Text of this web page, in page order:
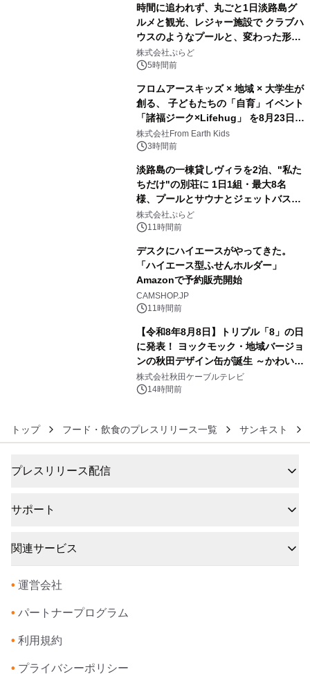
時間に追われず、丸ごと1日淡路島グ
ルメと観光、レジャー施設で クラブハ
ウスのようなプールと、変わった形の
サウナも 「THE BOXY AWAJI」のお
得な素泊まり連泊プランで
株式会社ぷらど
5時間前
フロムアースキッズ × 地域 × 大学生が
創る、 子どもたちの「自育」イベント
「諸福ジーク×Lifehug」 を8月23日
(日)開催
株式会社From Earth Kids
3時間前
淡路島の一棟貸しヴィラを2泊、"私た
ちだけ"の別荘に 1日1組・最大8名
様、プールとサウナとジェットバス付
きで Villa Mon Temps AWAJIの連泊
素泊りプラン
株式会社ぷらど
11時間前
デスクにハイエースがやってきた。
「ハイエース型ふせんホルダー」
Amazonで予約販売開始
CAMSHOP.JP
11時間前
【令和8年8月8日】トリプル「8」の日
に発表！ ヨックモック・地域バージョ
ンの秋田デザイン缶が誕生 ～かわいい
秋田犬の子犬と秋田の四季と名所を巡
るパッケージ～ 9月1日(火)秋田県内で
株式会社秋田ケーブルテレビ
14時間前
トップ フード・飲食のプレスリリース一覧 サンキスト
プレスリリース配信
サポート
関連サービス
• 運営会社
• パートナープログラム
• 利用規約
• プライバシーポリシー